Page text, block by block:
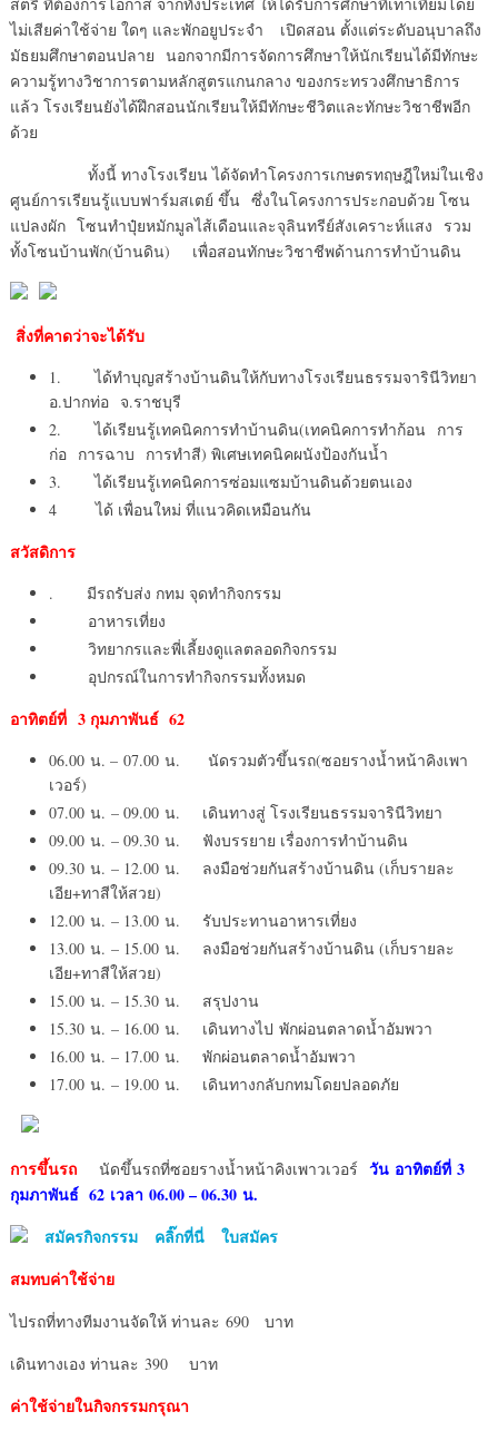
ไม่เสียค่าใช้จ่าย ใดๆ และพักอยูประจำ เปิดสอน ตั้งแต่ระดับอนุบาลถึง
มัธยมศึกษาตอนปลาย นอกจากมีการจัดการศึกษาให้นักเรียนได้มีทักษะ
ความรู้ทางวิชาการตามหลักสูตรแกนกลาง ของกระทรวงศึกษาธิการ
แล้ว โรงเรียนยังได้ฝึกสอนนักเรียนให้มีทักษะชีวิตและทักษะวิชาชีพอีก
ด้วย
ทั้งนี้ ทางโรงเรียน ได้จัดทำโครงการเกษตรทฤษฎีใหม่ในเชิง
ศูนย์การเรียนรู้แบบฟาร์มสเตย์ ขึ้น ซึ่งในโครงการประกอบด้วย โซน
แปลงผัก โซนทำปุ๋ยหมักมูลไส้เดือนและจุลินทรีย์สังเคราะห์แสง รวม
ทั้งโซนบ้านพัก(บ้านดิน) เพื่อสอนทักษะวิชาชีพด้านการทำบ้านดิน
สิ่งที่คาดว่าจะได้รับ
1. ได้ทำบุญสร้างบ้านดินให้กับทางโรงเรียนธรรมจารินีวิทยา
อ.ปากท่อ จ.ราชบุรี
2. ได้เรียนรู้เทคนิคการทำบ้านดิน(เทคนิคการทำก้อน การ
ก่อ การฉาบ การทำสี) พิเศษเทคนิคผนังป้องกันน้ำ
3. ได้เรียนรู้เทคนิคการซ่อมแซมบ้านดินด้วยตนเอง
4 ได้ เพื่อนใหม่ ที่แนวคิดเหมือนกัน
สวัสดิการ
. มีรถรับส่ง กทม จุดทำกิจกรรม
อาหารเที่ยง
วิทยากรและพี่เลี้ยงดูแลตลอดกิจกรรม
อุปกรณ์ในการทำกิจกรรมทั้งหมด
อาทิตย์ที่ 3 กุมภาพันธ์ 62
06.00 น. – 07.00 น. นัดรวมตัวขึ้นรถ(ซอยรางน้ำหน้าคิงเพา
เวอร์)
07.00 น. – 09.00 น. เดินทางสู่ โรงเรียนธรรมจารินีวิทยา
09.00 น. – 09.30 น. ฟังบรรยาย เรื่องการทำบ้านดิน
09.30 น. – 12.00 น. ลงมือช่วยกันสร้างบ้านดิน (เก็บรายละ
เอีย+ทาสีให้สวย)
12.00 น. – 13.00 น. รับประทานอาหารเที่ยง
13.00 น. – 15.00 น. ลงมือช่วยกันสร้างบ้านดิน (เก็บรายละ
เอีย+ทาสีให้สวย)
15.00 น. – 15.30 น. สรุปงาน
15.30 น. – 16.00 น. เดินทางไป พักผ่อนตลาดน้ำอัมพวา
16.00 น. – 17.00 น. พักผ่อนตลาดน้ำอัมพวา
17.00 น. – 19.00 น. เดินทางกลับกทมโดยปลอดภัย
การขึ้นรถนัดขึ้นรถที่ซอยรางน้ำหน้าคิงเพาวเวอร์ วัน อาทิตย์ที่ 3
กุมภาพันธ์ 62 เวลา 06.00 – 06.30 น.
สมัครกิจกรรม คลิ๊กที่นี่ ใบสมัคร
สมทบค่าใช้จ่าย
ไปรถที่ทางทีมงานจัดให้ ท่านละ 690 บาท
เดินทางเอง ท่านละ 390 บาท
ค่าใช้จ่ายในกิจกรรมกรุณา